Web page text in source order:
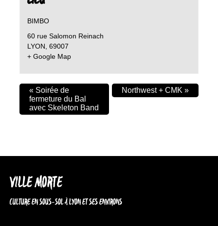
BIMBO
60 rue Salomon Reinach
LYON 69007
+ Google Map
« Soirée de
fermeture du Bal
avec Skeleton Band
Northwest + CMK »
VILLE MORTE
CULTURE EN SOUS-SOL À LYON ET SES ENVIRONS